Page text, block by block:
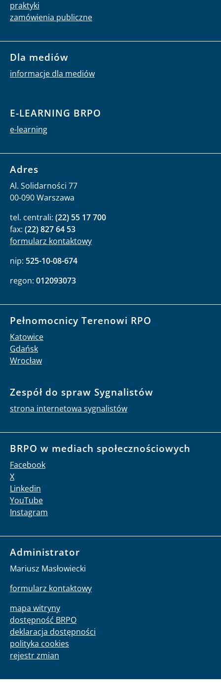
praktyki
zamówienia publiczne
Dla mediów
informacje dla mediów
E-LEARNING BRPO
e-learning
Adres
Al. Solidarności 77
00-090 Warszawa
tel. centrali: (22) 55 17 700
fax: (22) 827 64 53
formularz kontaktowy
nip: 525-10-08-674
regon: 012093073
Pełnomocnicy Terenowi RPO
Katowice
Gdańsk
Wrocław
Zespół do spraw Sygnalistów
strona internetowa sygnalistów
BRPO w mediach społecznościowych
Facebook
X
Linkedin
YouTube
Instagram
Administrator
Mariusz Masłowiecki
formularz kontaktowy
mapa witryny
dostępność BRPO
deklaracja dostępności
polityka cookies
rejestr zmian